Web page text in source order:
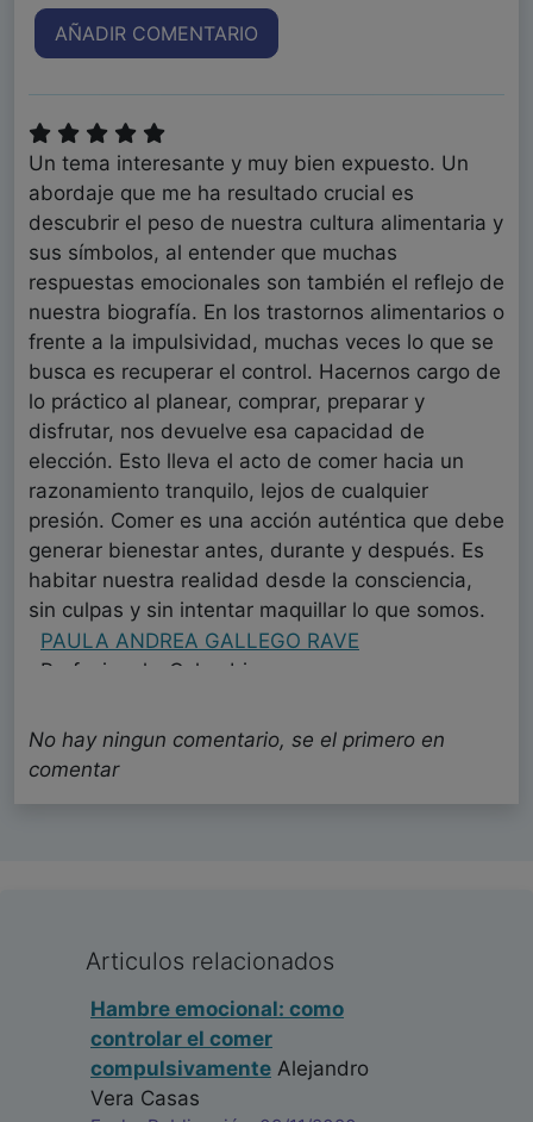
AÑADIR COMENTARIO
Un tema interesante y muy bien expuesto. Un
abordaje que me ha resultado crucial es
descubrir el peso de nuestra cultura alimentaria y
sus símbolos, al entender que muchas
respuestas emocionales son también el reflejo de
nuestra biografía. En los trastornos alimentarios o
frente a la impulsividad, muchas veces lo que se
busca es recuperar el control. Hacernos cargo de
lo práctico al planear, comprar, preparar y
disfrutar, nos devuelve esa capacidad de
elección. Esto lleva el acto de comer hacia un
razonamiento tranquilo, lejos de cualquier
presión. Comer es una acción auténtica que debe
generar bienestar antes, durante y después. Es
habitar nuestra realidad desde la consciencia,
sin culpas y sin intentar maquillar lo que somos.
PAULA ANDREA GALLEGO RAVE
Profesional - Colombia
Muy interesante este artículo. Me gustaría saber
si el autor tiene algún libro escrito sobre este
Fecha: 01/02/2021
No hay ningun comentario, se el primero en
comentar
Articulos relacionados
Hambre emocional: como
controlar el comer
compulsivamente Alejandro
Vera Casas